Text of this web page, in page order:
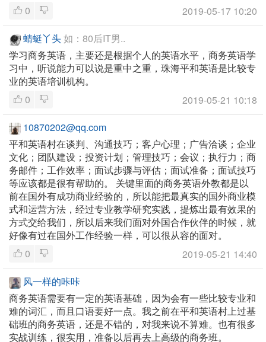
0
2019-05-17 10:20
蜻蜓丫头如：80后IT男..
学习商务英语，主要还是根据个人的英语水平，商务英语学
习中，听说能力可以说是重中之重，珠海平和英语是比较专
业的英语培训机构。
0
2019-05-21 10:18
10870202@qq.com
平和英语村在谈判、沟通技巧；客户心理；广告洽谈；企业
文化；团队建设；投资计划；管理技巧；会议；执行力；商
务邮件；工作效率；面试步骤与评估；面试准备；面试技巧
等应该都是很有帮助的。 关键里面的商务英语外教都是以
前在国外有成功商业经验的，所以能把最真实的国外商业模
式和运营方法，经过专业教学研究实践，提炼出最有效果的
方式交给我们，所以后来我们面对外国合作伙伴的时候，就
好像有过在国外工作经验一样，可以很从容的面对。
0
2019-05-21 14:40
风一样的咔咔
商务英语需要有一定的英语基础，因为会有一些比较专业和
难的词汇，而且口语要好一点。我之前在平和英语村上过基
础班的商务英语，还是不错的，对我来说不算难。也有很多
实战训练，很实用，准备以后再去上高级的商务班。